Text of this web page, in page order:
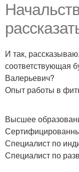
И так,
соответствующая
Валерьевич?
Опыт работы в
Высшее
Специалист по
Специалист по